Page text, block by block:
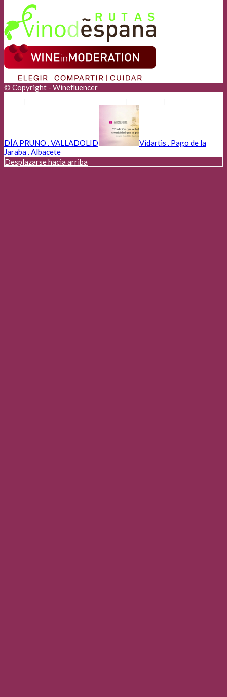
© Copyright - Winefluencer
Aviso Legal Cookies
DÍA PRUNO . VALLADOLID
Vidartis . Pago de la
Jaraba . Albacete
Desplazarse hacia arriba